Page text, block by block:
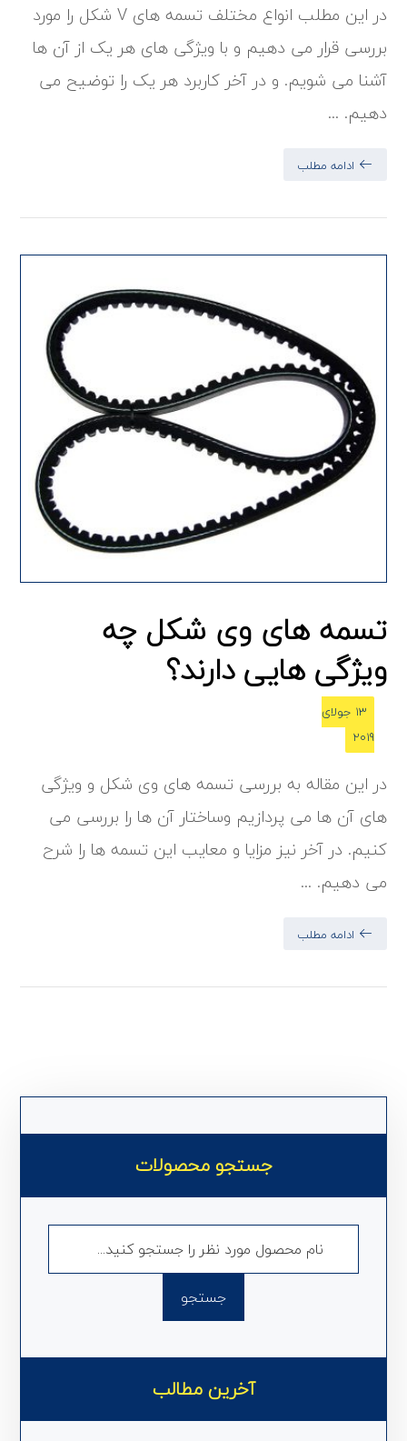
در این مطلب انواع مختلف تسمه های V شکل را مورد
بررسی قرار می دهیم و با ویژگی های هر یک از آن ها
آشنا می شویم. و در آخر کاربرد هر یک را توضیح می
دهیم. ...
ادامه مطلب
تسمه های وی شکل چه
ویژگی هایی دارند؟
13 جولای
2019
در این مقاله به بررسی تسمه های وی شکل و ویژگی
های آن ها می پردازیم وساختار آن ها را بررسی می
کنیم. در آخر نیز مزایا و معایب این تسمه ها را شرح
می دهیم. ...
ادامه مطلب
جستجو محصولات
آخرین مطالب